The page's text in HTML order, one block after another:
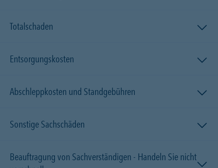
Totalschaden
Entsorgungskosten
Abschleppkosten und Standgebühren
Sonstige Sachschäden
Beauftragung von Sachverständigen - Handeln Sie nicht